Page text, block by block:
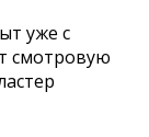
уже с
смотровую